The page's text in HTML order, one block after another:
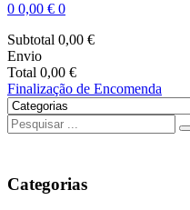
0 0,00 € 0
Subtotal 0,00 €
Envio
Total 0,00 €
Finalização de Encomenda
Categorias